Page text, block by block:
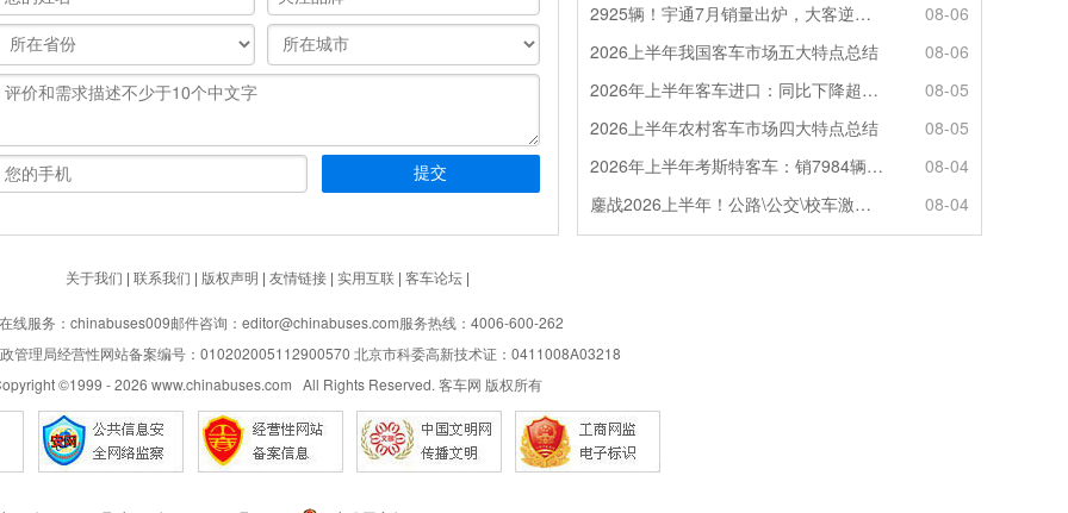
2925辆！宇通7月销量出炉，大客逆势走强筑牢基本盘
08-06
2026上半年我国客车市场五大特点总结
08-06
2026年上半年客车进口：同比下降超4成，轻客主体地位凸显
08-05
2026上半年农村客车市场四大特点总结
08-05
2026年上半年考斯特客车：销7984辆 6米领涨领跑 电动化提速
08-04
鏖战2026上半年！公路\公交\校车激烈角逐，谁问鼎赛道赢家?
08-04
关于我们 | 联系我们 | 版权声明 | 友情链接| 实用互联| 客车论坛|
线服务：chinabuses009邮件咨询：editor@chinabuses.com服务热线：4006-600-262
管理局经营性网站备案编号：010202005112900570 北京市科委高新技术证：0411008A03218
©1999 -2026 www.chinabuses.com All Rights Reserved. 客车网 版权所有